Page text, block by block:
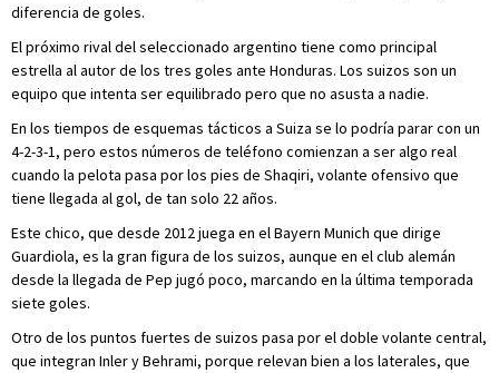
diferencia de goles.
El próximo rival del seleccionado argentino tiene como principal
estrella al autor de los tres goles ante Honduras. Los suizos son un
equipo que intenta ser equilibrado pero que no asusta a nadie.
En los tiempos de esquemas tácticos a Suiza se lo podría parar con un
4-2-3-1, pero estos números de teléfono comienzan a ser algo real
cuando la pelota pasa por los pies de Shaqiri, volante ofensivo que
tiene llegada al gol, de tan solo 22 años.
Este chico, que desde 2012 juega en el Bayern Munich que dirige
Guardiola, es la gran figura de los suizos, aunque en el club alemán
desde la llegada de Pep jugó poco, marcando en la última temporada
siete goles.
Otro de los puntos fuertes de suizos pasa por el doble volante central,
que integran Inler y Behrami, porque relevan bien a los laterales, que